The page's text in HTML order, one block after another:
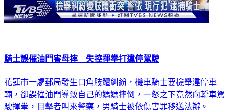
騎士誤催油門害母摔 失控揮拳打違停駕駛
花蓮市一處郵局發生口角肢體糾紛，機車騎士要檢舉違停車
輛，卻誤催油門導致自己的媽媽摔倒，一怒之下竟然向轎車駕
駛揮拳，目擊者叫來警察，男騎士被依傷害罪移送法辦。